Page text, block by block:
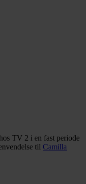
TV 2 i en fast periode
til Camilla